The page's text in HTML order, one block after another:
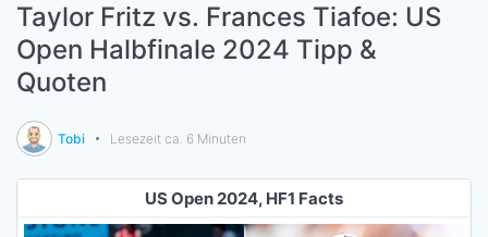
Taylor Fritz vs. Frances Tiafoe: US
Open Halbfinale 2024 Tipp &
Quoten
Tobi Lesezeit ca. 6 Minuten
US Open 2024, HF1 Facts